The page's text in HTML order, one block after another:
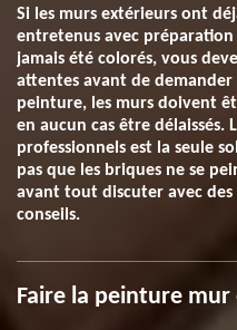
Si les murs extérieurs ont
entretenus avec
jamais été colorés, vous
attentes avant de
peinture, les murs doivent
en aucun cas être délaissés.
professionnels est la seule
pas que les briques ne se
avant tout discuter avec
conseils.
Faire la peinture